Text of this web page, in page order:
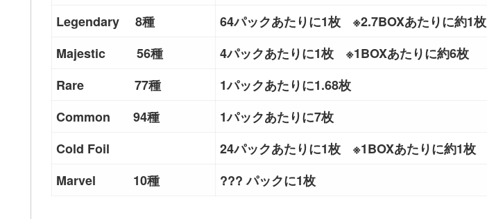
Legendary 8種
64パックあたりに1枚 ※2.7BOXあたりに約1枚
Majestic 56種
4パックあたりに1枚 ※1BOXあたりに約6枚
Rare 77種
1パックあたりに1.68枚
Common 94種
1パックあたりに7枚
Cold Foil
24パックあたりに1枚 ※1BOXあたりに約1枚
Marvel 10種
??? パックに1枚